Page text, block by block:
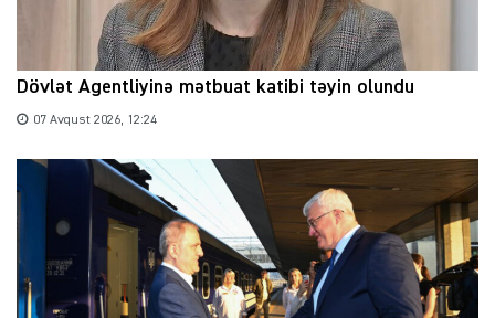
Dövlət Agentliyinə mətbuat katibi təyin olundu
07 Avqust 2026, 12:24